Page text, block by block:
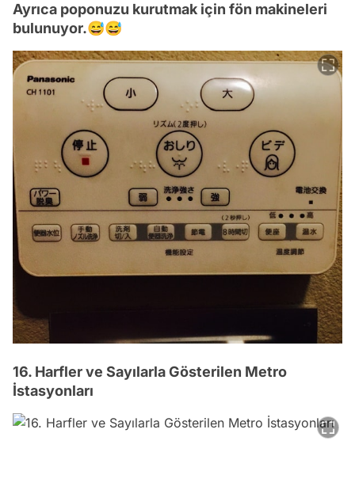
Ayrıca poponuzu kurutmak için fön makineleri
bulunuyor.😅😅
16. Harfler ve Sayılarla Gösterilen Metro
İstasyonları